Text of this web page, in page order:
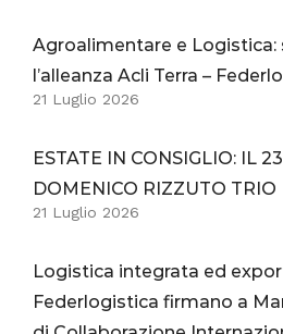
Agroalimentare e Logistica:
l’alleanza Acli Terra –
21 Luglio 2026
ESTATE IN CONSIGLIO: IL
DOMENICO RIZZUTO TRIO
21 Luglio 2026
Logistica integrata ed
Federlogistica firmano a